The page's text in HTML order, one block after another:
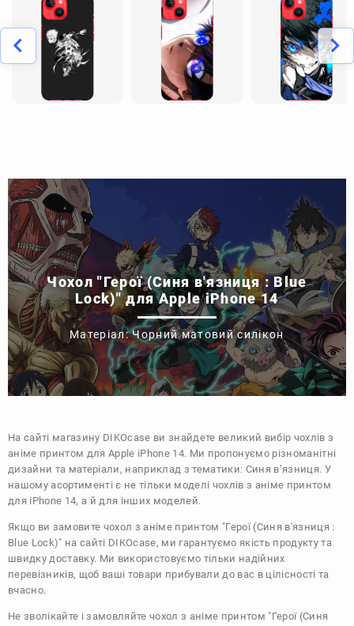
Чохол "Герої (Синя в'язниця : Blue
Lock)" для Apple iPhone 14
Матеріал: Чорний матовий силікон
На сайті магазину DIKOcase ви знайдете великий вибір чохлів з
аніме принтом для Apple iPhone 14. Ми пропонуємо різноманітні
дизайни та матеріали, наприклад з тематики: Синя в’язниця. У
нашому асортименті є не тільки моделі чохлів з аніме принтом
для iPhone 14, а й для інших моделей.
Якщо ви замовите чохол з аніме принтом "Герої (Синя в'язниця :
Blue Lock)" на сайті DIKOcase, ми гарантуємо якість продукту та
швидку доставку. Ми використовуємо тільки надійних
перевізників, щоб ваші товари прибували до вас в цілісності та
вчасно.
Не зволікайте і замовляйте чохол з аніме принтом "Герої (Синя